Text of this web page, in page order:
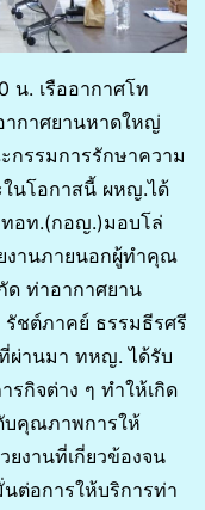
น. เรืออากาศโท
ากาศยานหาดใหญ่
กรรมการรักษาความ
นโอกาสนี้ ผหญ.ได้
อท.(กอญ.)มอบโล่
งานภายนอกผู้ทำคุณ
ด ท่าอากาศยาน
ชต์ภาคย์ ธรรมธีรศรี
ผ่านมา ทหญ. ได้รับ
กิจต่าง ๆ ทำให้เกิด
บคุณภาพการให้
งานที่เกี่ยวข้องจน
ต่อการให้บริการท่า